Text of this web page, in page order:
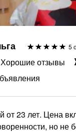
5
Хорошие отзывы
от 23 лет. Цена
но не